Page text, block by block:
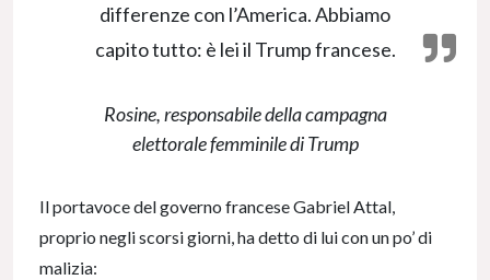
differenze con l’America. Abbiamo
capito tutto: è lei il Trump francese.
Rosine, responsabile della campagna
elettorale femminile di Trump
Il portavoce del governo francese Gabriel Attal,
proprio negli scorsi giorni, ha detto di lui con un po’ di
malizia: